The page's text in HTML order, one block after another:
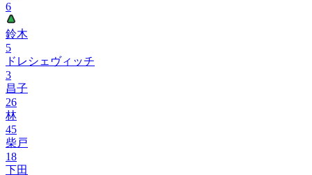
6
鈴木
5
ドレシェヴィッチ
3
昌子
26
林
45
柴戸
18
下田